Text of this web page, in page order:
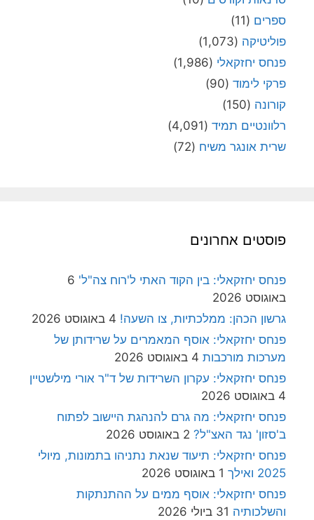
ספרים (11)
פוליטיקה (1,073)
פנחס יחזקאלי (1,986)
פרקי לימוד (90)
קורונה (150)
רלוונטיים תמיד (4,091)
שרית אונגר משיח (72)
פוסטים אחרונים
פנחס יחזקאלי: בין הקוד האתי ל'רוח צה"ל' 6
באוגוסט 2026
גרשון הכהן: ממלכתיות, צו השעה! 4 באוגוסט 2026
פנחס יחזקאלי: אוסף המאמרים על שרידותן של
מערכות מורכבות 4 באוגוסט 2026
פנחס יחזקאלי: עקרון השרידות של ד"ר אורי מילשטיין
4 באוגוסט 2026
פנחס יחזקאלי: מה גרם להנהגת היישוב לפתוח
ב'סזון' נגד האצ"ל? 2 באוגוסט 2026
פנחס יחזקאלי: תיעוד שנאת נתניהו בתמונות, מיולי
2025 ואילך
1 באוגוסט 2026
פנחס יחזקאלי: אוסף ממים על ההתנתקות
והשלכותיה 31 ביולי 2026